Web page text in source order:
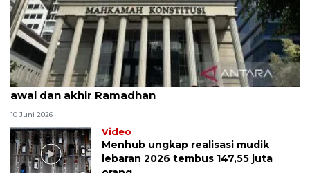
MK uji materi UU Peradilan Agama perihal isbat
awal dan akhir Ramadhan
10 Juni 2026
Video
Menhub ungkap realisasi mudik
lebaran 2026 tembus 147,55 juta